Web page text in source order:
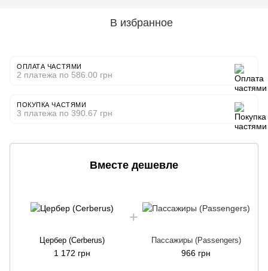
В избранное
ОПЛАТА ЧАСТЯМИ
2 платежа по 586.00 грн
ПОКУПКА ЧАСТЯМИ
3 платежа по 390.67 грн
Вместе дешевле
Цербер (Cerberus)
1 172 грн
Пасcажиры (Passengers)
966 грн